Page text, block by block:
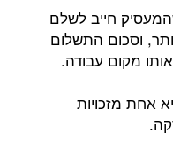
חייב לשלם
וסכום התשלום
מקום עבודה.
אחת מזכויות